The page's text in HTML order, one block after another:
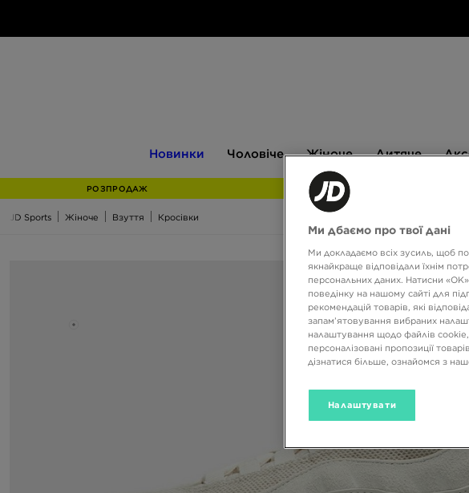
Новинки Чоловіче Жіноче Дитяче
РОЗПРОДАЖ
JD Sports Жіноче Взуття Кросівки
Ми дбаємо про твої дані
Ми докладаємо всіх зусиль, щоб
якнайкраще відповідали їхнім
персональних даних. Натисни
поведінку на нашому сайті для
рекомендацій товарів, які
запам’ятовування вибраних
налаштування щодо файлів
персоналізовані пропозиції
дізнатися більше, ознайомся з
Налаштувати